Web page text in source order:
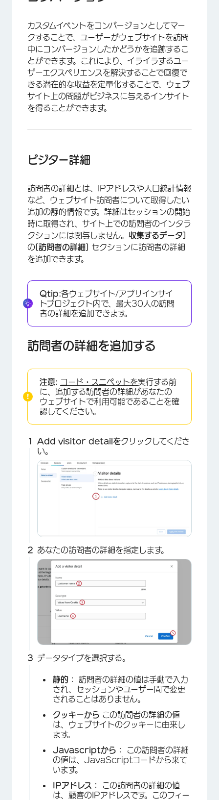
カスタムイベントをコンバージョンとしてマー
クすることで、ユーザーがウェブサイトを訪問
中にコンバージョンしたかどうかを追跡するこ
とができます。これにより、イライラするユー
ザーエクスペリエンスを解決することで回復で
きる潜在的な収益を定量化することで、ウェブ
サイト上の問題がビジネスに与えるインサイト
を得ることができます。
ビジター詳細
訪問者の詳細とは、IPアドレスや人口統計情報
など、ウェブサイト訪問者について取得したい
追加の静的情報です。詳細はセッションの開始
時に取得され、サイト上での訪問者のインタラ
クションには関与しません。 収集するデータ]
の [訪問者の詳細] セクションに訪問者の詳細
を追加できます。
Qtip:各ウェブサイト/アプリインサイ
トプロジェクト内で、最大30人の訪問
者の詳細を追加できます。
訪問者の詳細を追加する
注意: コード・スニペットを実行する前
に、追加する訪問者の詳細があなたの
ウェブサイトで利用可能であることを確
認してください。
Add visitor detailをクリックしてくださ
い。
あなたの訪問者の詳細を指定します。
データタイプを選択する。
静的： 訪問者の詳細の値は手動で入力
され、セッションやユーザー間で変更
されることはありません。
クッキーから この訪問者の詳細の値
は、ウェブサイトのクッキーに由来し
ます。
Javascriptから：
この訪問者の詳細
の値は、JavaScriptコードから来て
います。
IPアドレス：
この訪問者の詳細の値
は、顧客のIPアドレスです。このフィー